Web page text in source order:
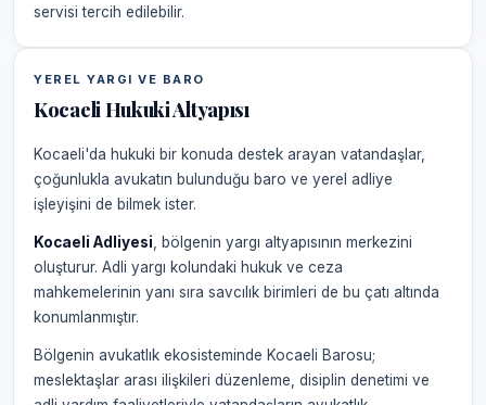
servisi tercih edilebilir.
YEREL YARGI VE BARO
Kocaeli Hukuki Altyapısı
Kocaeli'da hukuki bir konuda destek arayan vatandaşlar,
çoğunlukla avukatın bulunduğu baro ve yerel adliye
işleyişini de bilmek ister.
Kocaeli Adliyesi , bölgenin yargı altyapısının merkezini
oluşturur. Adli yargı kolundaki hukuk ve ceza
mahkemelerinin yanı sıra savcılık birimleri de bu çatı altında
konumlanmıştır.
Bölgenin avukatlık ekosisteminde Kocaeli Barosu;
meslektaşlar arası ilişkileri düzenleme, disiplin denetimi ve